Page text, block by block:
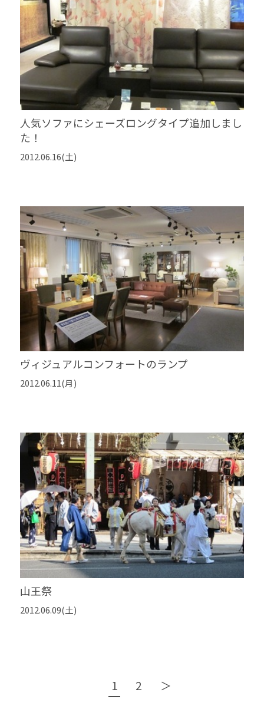
人気ソファにシェーズロングタイプ追加しまし
た！
2012.06.16(土)
ヴィジュアルコンフォートのランプ
2012.06.11(月)
山王祭
2012.06.09(土)
1 2 ＞